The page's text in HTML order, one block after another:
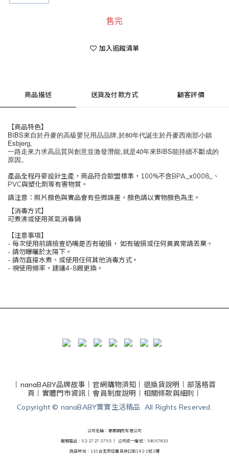
售完
加入追蹤清單
商品描述 送貨及付款方式 顧客評價
【商品特色】
BIBS來自於丹麥的高級嬰兒用品品牌,於80年代誕生於丹麥西南部小鎮
Esbjerg,
一路走來力求高品質與創意並激發潛能,就是40年來BIBS能持續不斷成的
原因。
產品全程丹麥設計生產，商品符合歐盟標準，100%不含BPA_x0008_、
PVC與塑化劑等有害物質。
請注意：照片顏色與實品會有些微誤差，顏色請以實物顏色為主。
【消毒方式】
可煮沸或使用蒸氣消毒鍋
【注意事項】
- 每次使⽤前請檢查奶嘴是否有破損， 如有破損或任何異異常請丟棄。
- 請勿曝曬於太陽下。
- 請勿直接水煮、或使用任何其他消毒⽅式。
- 視使⽤頻率，建議4-8周更換。
nanaBABY品牌故事 官網購物須知 退換貨說明
部落格首
頁
實體門市資訊 丨會員制度說明 相關條款與細則
Copyright © nanaBABY寶寶生活精品 All Rights Reserved.
公司名稱：娜娜國際有限公司
服務電話：02-2727-3755 丨 公司統一編號：54667810
商店地址：110台北市信義區林口街182-1號1樓